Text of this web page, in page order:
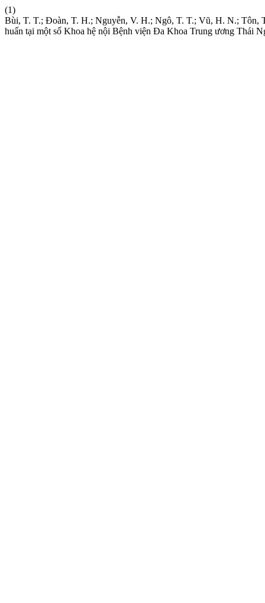
(1)
Bùi, T. T.; Đoàn, T. H.; Nguyễn, V. H.; Ngô, T. T.; Vũ, H. N.; Tôn,
huấn tại một số Khoa hệ nội Bệnh viện Đa Khoa Trung ương Thái